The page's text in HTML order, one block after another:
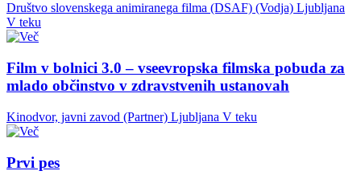
Društvo slovenskega animiranega filma (DSAF) (Vodja) Ljubljana
V teku
Film v bolnici 3.0 – vseevropska filmska pobuda za
mlado občinstvo v zdravstvenih ustanovah
Kinodvor, javni zavod (Partner) Ljubljana V teku
Prvi pes